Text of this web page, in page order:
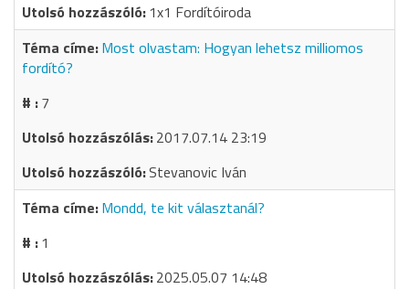
1x1 Fordítóiroda
Most olvastam: Hogyan lehetsz milliomos
fordító?
7
2017.07.14 23:19
Stevanovic Iván
Mondd, te kit választanál?
1
2025.05.07 14:48